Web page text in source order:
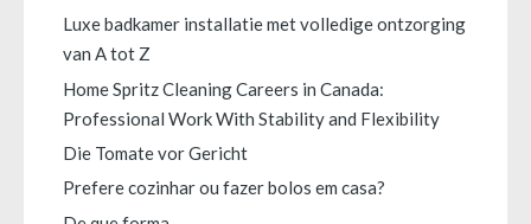
Luxe badkamer installatie met volledige ontzorging
van A tot Z
Home Spritz Cleaning Careers in Canada:
Professional Work With Stability and Flexibility
Die Tomate vor Gericht
Prefere cozinhar ou fazer bolos em casa?